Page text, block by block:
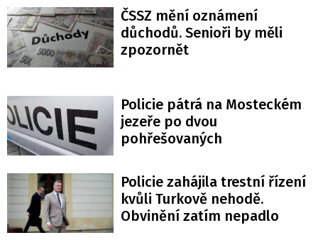
ČSSZ mění oznámení
důchodů. Senioři by měli
zpozornět
Policie pátrá na Mosteckém
jezeře po dvou
pohřešovaných
Policie zahájila trestní řízení
kvůli Turkově nehodě.
Obvinění zatím nepadlo